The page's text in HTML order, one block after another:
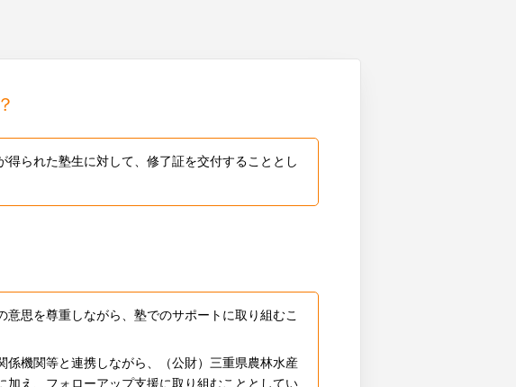
られた塾生に対して、修了証を交付することとし
思を尊重しながら、塾でのサポートに取り組むこ
機関等と連携しながら、（公財）三重県農林水産
え、フォローアップ支援に取り組むこととしてい